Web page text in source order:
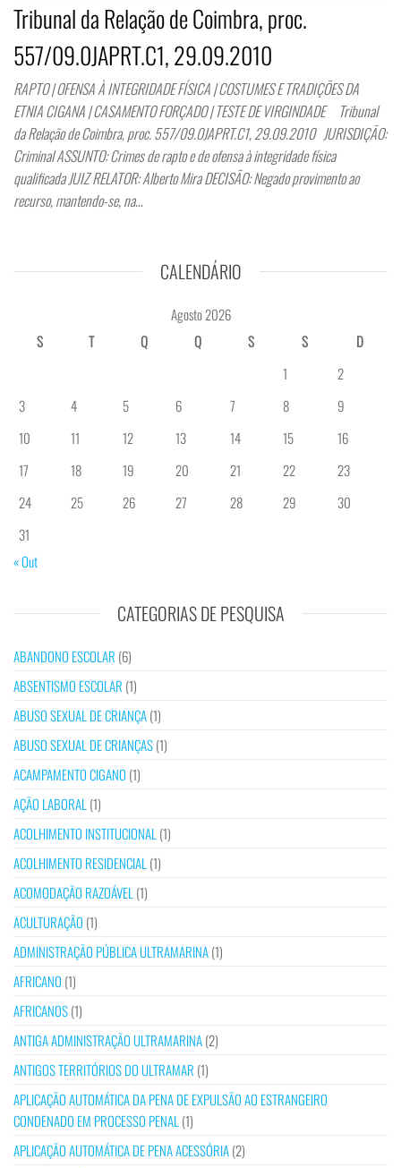
Tribunal da Relação de Coimbra, proc.
557/09.0JAPRT.C1, 29.09.2010
RAPTO | OFENSA À INTEGRIDADE FÍSICA | COSTUMES E TRADIÇÕES DA
ETNIA CIGANA | CASAMENTO FORÇADO | TESTE DE VIRGINDADE Tribunal
da Relação de Coimbra, proc. 557/09.0JAPRT.C1, 29.09.2010 JURISDIÇÃO:
Criminal ASSUNTO: Crimes de rapto e de ofensa à integridade física
qualificada JUIZ RELATOR: Alberto Mira DECISÃO: Negado provimento ao
recurso, mantendo-se, na…
CALENDÁRIO
Agosto 2026
S
T Q Q S S
D
1
2
3
4 5 6 7 8
9
10
11 12 13 14 15
16
17
18 19 20 21 22
23
24
25 26 27 28 29
30
31
« Out
CATEGORIAS DE PESQUISA
ABANDONO ESCOLAR (6)
ABSENTISMO ESCOLAR (1)
ABUSO SEXUAL DE CRIANÇA(1)
ABUSO SEXUAL DE CRIANÇAS(1)
ACAMPAMENTO CIGANO (1)
AÇÃO LABORAL (1)
ACOLHIMENTO INSTITUCIONAL (1)
ACOLHIMENTO RESIDENCIAL (1)
ACOMODAÇÃO RAZOÁVEL (1)
ACULTURAÇÃO (1)
ADMINISTRAÇÃO PÚBLICA ULTRAMARINA(1)
AFRICANO (1)
AFRICANOS(1)
ANTIGA ADMINISTRAÇÃO ULTRAMARINA(2)
ANTIGOS TERRITÓRIOS DO ULTRAMAR (1)
APLICAÇÃO AUTOMÁTICA DA PENA DE EXPULSÃO AO ESTRANGEIRO
CONDENADO EM PROCESSO PENAL (1)
APLICAÇÃO AUTOMÁTICA DE PENA ACESSÓRIA(2)